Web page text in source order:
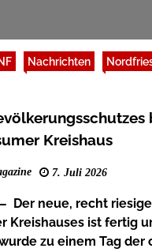
Nachrichten
Kreishaus
7. Juli 2026
Der neue, recht
Kreishauses ist fertig
zu einem Tag der